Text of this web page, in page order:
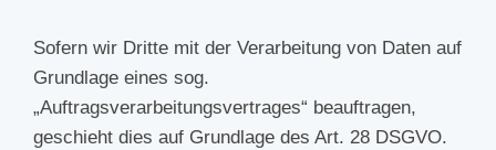
Sofern wir Dritte mit der Verarbeitung von Daten auf
Grundlage eines sog.
„Auftragsverarbeitungsvertrages“ beauftragen,
geschieht dies auf Grundlage des Art. 28 DSGVO.